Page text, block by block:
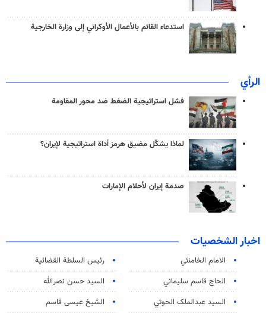
استدعاء القائم بالأعمال الأوكراني إلى وزارة الخارجية
الرأي
فشل استراتيجية الضغط ضد محور المقاومة
لماذا يشكّل مضيق هرمز أداة استراتيجية لإيران؟
صدمة إيران لأحلام الإمارات
اخبار الشخصيات
الامام الخامنئي
رئیس السلطة القضائیة
الحاج قاسم سليماني
السيد حسن نصرالله
السید عبدالملک الحوثي
الشيخ عيسى قاسم